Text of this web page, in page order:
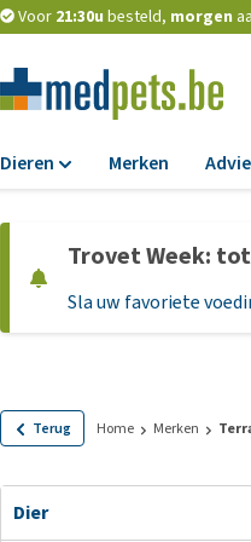
Voor 21:30u besteld, morgen
Dieren Merken
Trovet Week:
Sla uw favoriete
Terug Home Merken
Dier